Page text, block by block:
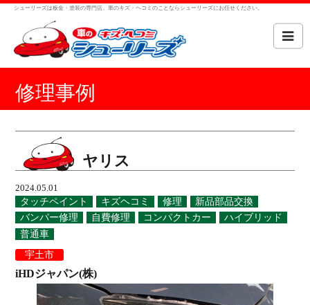
シューリーズは板金・塗装の専門店。車のキズ・ヘコミのことならシューリーズにお任せください。
修理事例
ヤリス
2024.05.01
タッチペイント キズヘコミ 修理
新品部品交換
バンパー修理
自費修理 コンパクトカー
ハイブリッド
普通車
宇土市
iHDジャパン(株)